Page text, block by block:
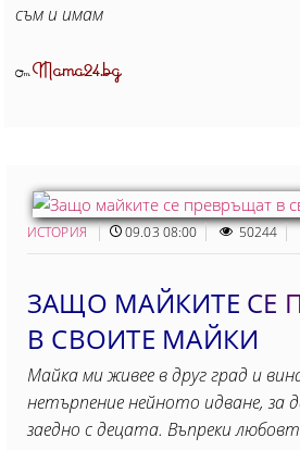
съм и имам
ОтMama24.bg
ИСТОРИЯ
09.03 08:00 50244
ЗАЩО МАЙКИТЕ СЕ
В СВОИТЕ МАЙКИ
Майка ми живее в друг град и
нетърпение нейното идване, за
заедно с децата. Въпреки